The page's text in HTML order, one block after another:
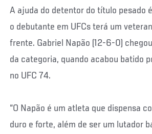
A ajuda do detentor do título pesado
o debutante em UFCs terá um
frente. Gabriel Napão (12-6-0)
da categoria, quando acabou batido
no UFC 74.
“O Napão é um atleta que dispensa
duro e forte, além de ser um lutador